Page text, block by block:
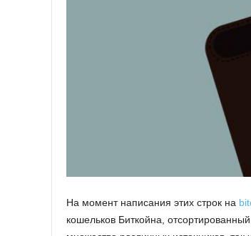
На момент написания этих строк на
кошельков Биткойна,